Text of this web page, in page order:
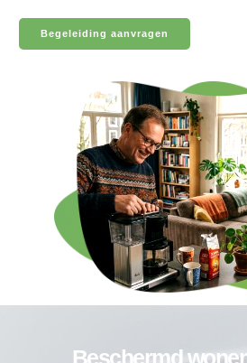
Begeleiding aanvragen
Beschermd